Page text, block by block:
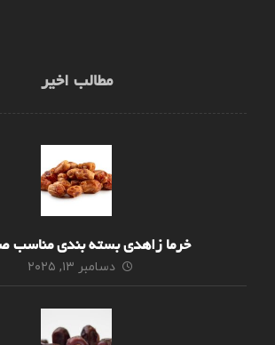
مطالب اخیر
خرما زاهدی بسته بندی مناسب
دسامبر ۱۳, ۲۰۲۵